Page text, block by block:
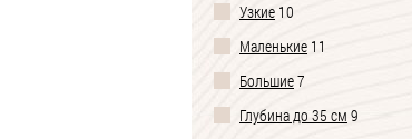
Узкие 10
Маленькие 11
Большие7
Глубина до 35 см 9